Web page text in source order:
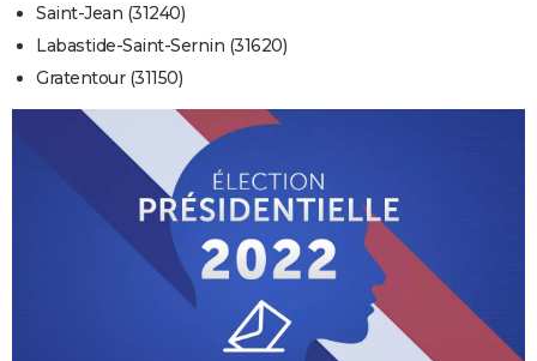
Saint-Jean (31240)
Labastide-Saint-Sernin (31620)
Gratentour (31150)